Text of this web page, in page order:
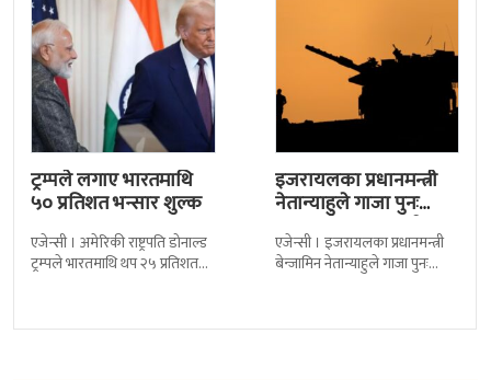
ट्रम्पले लगाए भारतमाथि
५० प्रतिशत भन्सार शुल्क
एजेन्सी । अमेरिकी राष्ट्रपति डोनाल्ड
ट्रम्पले भारतमाथि थप २५ प्रतिशत
इजरायलका प्रधानमन्त्री
नेतान्याहुले गाजा पुनः
कब्जाको प्रस्ताव राखे
एजेन्सी । इजरायलका प्रधानमन्त्री
बेन्जामिन नेतान्याहुले गाजा पुनः
लगायत धेरै